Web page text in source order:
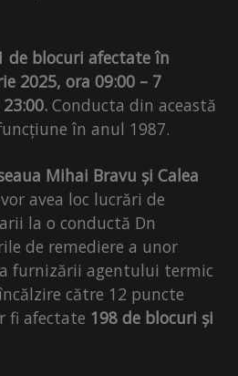
de blocuri afectate în
2025, ora 09:00 – 7
Conducta din această
în anul 1987.
Mihai Bravu și Calea
avea loc lucrări de
la o conductă Dn
de remediere a unor
furnizării agentului termic
către 12 puncte
fi afectate 198 de blocuri și